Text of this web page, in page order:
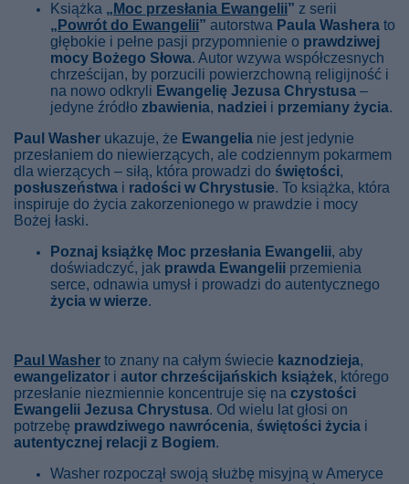
Książka „ Moc przesłania Ewangelii” z serii
„ Powrót do Ewangelii” autorstwa Paula Washera to
głębokie i pełne pasji przypomnienie o prawdziwej
mocy Bożego Słowa. Autor wzywa współczesnych
chrześcijan, by porzucili powierzchowną religijność i
na nowo odkryli Ewangelię Jezusa Chrystusa –
jedyne źródło zbawienia, nadziei i przemiany życia.
Paul Washer ukazuje, że Ewangelia nie jest jedynie
przesłaniem do niewierzących, ale codziennym pokarmem
dla wierzących – siłą, która prowadzi do świętości,
posłuszeństwa i radości w Chrystusie. To książka, która
inspiruje do życia zakorzenionego w prawdzie i mocy
Bożej łaski.
Poznaj książkę Moc przesłania Ewangelii, aby
doświadczyć, jak prawda Ewangelii przemienia
serce, odnawia umysł i prowadzi do autentycznego
życia w wierze.
Paul Washer to znany na całym świecie kaznodzieja,
ewangelizator i autor chrześcijańskich książek, którego
przesłanie niezmiennie koncentruje się na czystości
Ewangelii Jezusa Chrystusa. Od wielu lat głosi on
potrzebę prawdziwego nawrócenia, świętości życia i
autentycznej relacji z Bogiem.
Washer rozpoczął swoją służbę misyjną w Ameryce